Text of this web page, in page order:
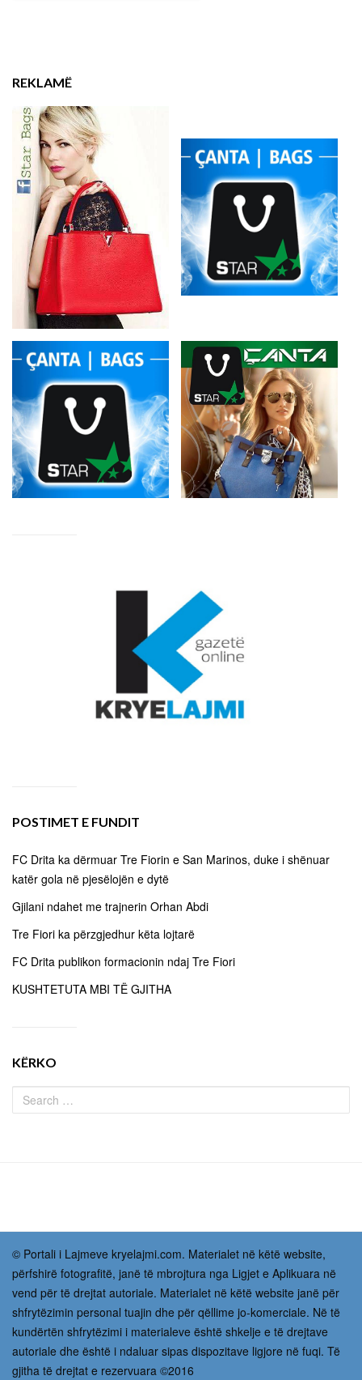
REKLAMË
POSTIMET E FUNDIT
FC Drita ka dërmuar Tre Fiorin e San Marinos, duke i shënuar
katër gola në pjesëlojën e dytë
Gjilani ndahet me trajnerin Orhan Abdi
Tre Fiori ka përzgjedhur këta lojtarë
FC Drita publikon formacionin ndaj Tre Fiori
KUSHTETUTA MBI TË GJITHA
KËRKO
© Portali i Lajmeve kryelajmi.com. Materialet në këtë website,
përfshirë fotografitë, janë të mbrojtura nga Ligjet e Aplikuara në
vend për të drejtat autoriale. Materialet në këtë website janë për
shfrytëzimin personal tuajin dhe për qëllime jo-komerciale. Në të
kundërtën shfrytëzimi i materialeve është shkelje e të drejtave
autoriale dhe është i ndaluar sipas dispozitave ligjore në fuqi. Të
gjitha të drejtat e rezervuara ©2016